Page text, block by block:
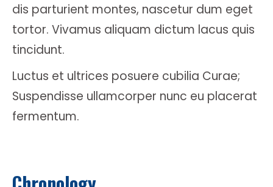
dis parturient montes, nascetur dum eget
tortor. Vivamus aliquam dictum lacus quis
tincidunt.
Luctus et ultrices posuere cubilia Curae;
Suspendisse ullamcorper nunc eu placerat
fermentum.